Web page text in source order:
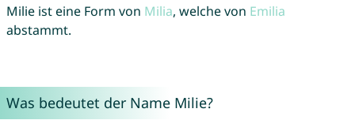
Milie ist eine Form von Milia, welche von Emilia
abstammt.
Was bedeutet der Name Milie?